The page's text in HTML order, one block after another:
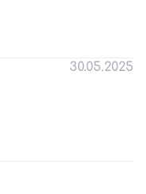
30.05.2025